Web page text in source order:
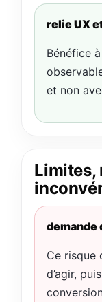
relie UX
Bénéfice
et non
Limites,
demande
Ce risque
d’agir,